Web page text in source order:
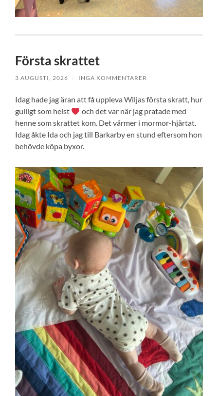
Första skrattet
3 AUGUSTI, 2026 / INGA KOMMENTARER
Idag hade jag äran att få uppleva Wiljas första skratt, hur
gulligt som helst
och det var när jag pratade med
henne som skrattet kom. Det värmer i mormor-hjärtat.
Idag åkte Ida och jag till Barkarby en stund eftersom hon
behövde köpa byxor.